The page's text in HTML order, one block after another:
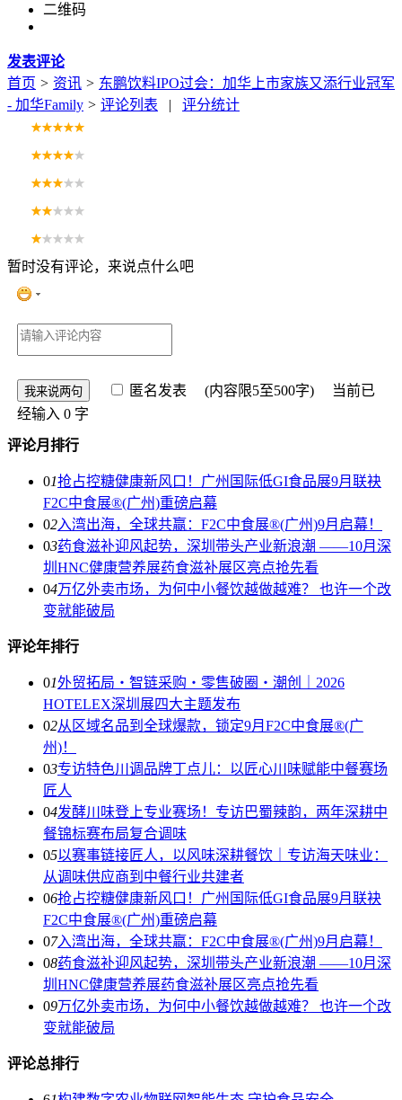
二维码
发表评论
首页 > 资讯 > 东鹏饮料IPO过会：加华上市家族又添行业冠军
- 加华Family > 评论列表 | 评分统计
暂时没有评论，来说点什么吧
匿名发表
(内容限5至500字) 当前已
经输入 0 字
评论月排行
01抢占控糖健康新风口！广州国际低GI食品展9月联袂
F2C中食展®(广州)重磅启幕
02入湾出海，全球共赢：F2C中食展®(广州)9月启幕！
03药食滋补迎风起势，深圳带头产业新浪潮 ——10月深
圳HNC健康营养展药食滋补展区亮点抢先看
04万亿外卖市场，为何中小餐饮越做越难？ 也许一个改
变就能破局
评论年排行
01外贸拓局・智链采购・零售破圈・潮创｜2026
HOTELEX深圳展四大主题发布
02从区域名品到全球爆款，锁定9月F2C中食展®(广
州)！
03专访特色川调品牌丁点儿：以匠心川味赋能中餐赛场
匠人
04发酵川味登上专业赛场！专访巴蜀辣韵，两年深耕中
餐锦标赛布局复合调味
05以赛事链接匠人，以风味深耕餐饮｜专访海天味业：
从调味供应商到中餐行业共建者
06抢占控糖健康新风口！广州国际低GI食品展9月联袂
F2C中食展®(广州)重磅启幕
07入湾出海，全球共赢：F2C中食展®(广州)9月启幕！
08药食滋补迎风起势，深圳带头产业新浪潮 ——10月深
圳HNC健康营养展药食滋补展区亮点抢先看
09万亿外卖市场，为何中小餐饮越做越难？ 也许一个改
变就能破局
评论总排行